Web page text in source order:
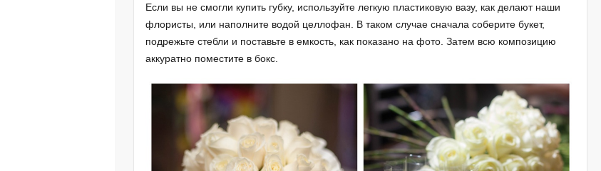
Если вы не смогли купить губку, используйте легкую пластиковую вазу, как делают наши
флористы, или наполните водой целлофан. В таком случае сначала соберите букет,
подрежьте стебли и поставьте в емкость, как показано на фото. Затем всю композицию
аккуратно поместите в бокс.